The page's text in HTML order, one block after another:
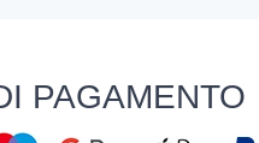
PAGAMENTO